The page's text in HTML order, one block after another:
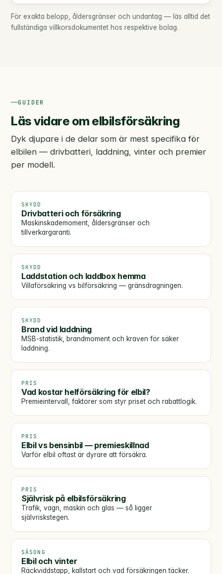
För exakta belopp, åldersgränser och undantag — läs alltid det
fullständiga villkorsdokumentet hos respektive bolag.
GUIDER
Läs vidare om elbilsförsäkring
Dyk djupare i de delar som är mest specifika för
elbilen — drivbatteri, laddning, vinter och premier
per modell.
SKYDD
Drivbatteri och försäkring
Maskinskademoment, åldersgränser och
tillverkargaranti.
SKYDD
Laddstation och laddbox hemma
Villaförsäkring vs bilförsäkring — gränsdragningen.
SKYDD
Brand vid laddning
MSB-statistik, brandmoment och kraven för säker
laddning.
PRIS
Vad kostar helförsäkring för elbil?
Premieintervall, faktorer som styr priset och rabattlogik.
PRIS
Elbil vs bensinbil — premieskillnad
Varför elbil oftast är dyrare att försäkra.
PRIS
Självrisk på elbilsförsäkring
Trafik, vagn, maskin och glas — så ligger
självriskstegen.
SÄSONG
Elbil och vinter
Räckviddstapp, kallstart och vad försäkringen täcker.